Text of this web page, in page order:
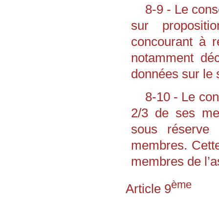
8-9 - Le
sur
concourant à
notamment
données sur le
8-10 - Le
2/3 de ses
sous
membres.
membres de
Article 9ème